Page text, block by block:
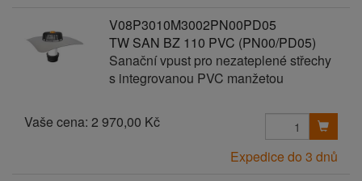
V08P3010M3002PN00PD05
TW SAN BZ 110 PVC (PN00/PD05)
Sanační vpust pro nezateplené střechy
s integrovanou PVC manžetou
Vaše cena: 2 970,00 Kč
Expedice do 3 dnů